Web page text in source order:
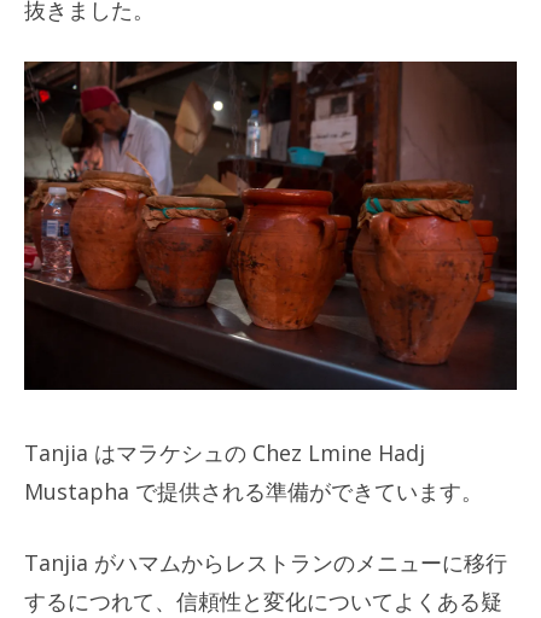
抜きました。
Tanjia はマラケシュの Chez Lmine Hadj
Mustapha で提供される準備ができています。
Tanjia がハマムからレストランのメニューに移行
するにつれて、信頼性と変化についてよくある疑